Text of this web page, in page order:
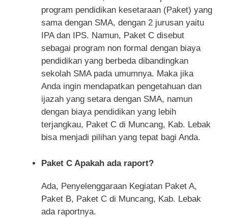
program pendidikan kesetaraan (Paket) yang
sama dengan SMA, dengan 2 jurusan yaitu
IPA dan IPS. Namun, Paket C disebut
sebagai program non formal dengan biaya
pendidikan yang berbeda dibandingkan
sekolah SMA pada umumnya. Maka jika
Anda ingin mendapatkan pengetahuan dan
ijazah yang setara dengan SMA, namun
dengan biaya pendidikan yang lebih
terjangkau, Paket C di Muncang, Kab. Lebak
bisa menjadi pilihan yang tepat bagi Anda.
Paket C Apakah ada raport?
Ada, Penyelenggaraan Kegiatan Paket A,
Paket B, Paket C di Muncang, Kab. Lebak
ada raportnya.